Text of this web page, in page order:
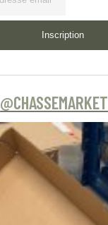
Inscription
@CHASSEMARKET